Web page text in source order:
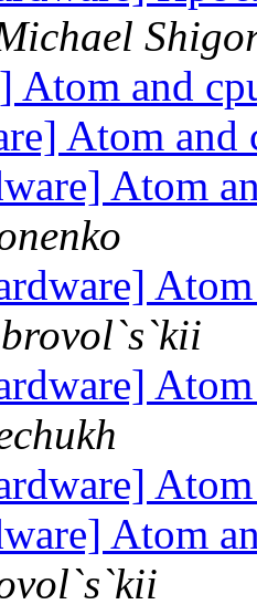
Atom and
Atom and
Atom
Atom